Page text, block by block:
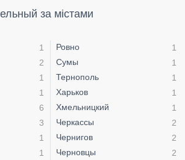
за містами
1
2
1
1
6
3
1
1
Ровно
1
Сумы
1
Тернополь
1
Харьков
1
Хмельницкий
1
Черкассы
2
Чернигов
2
Черновцы
2